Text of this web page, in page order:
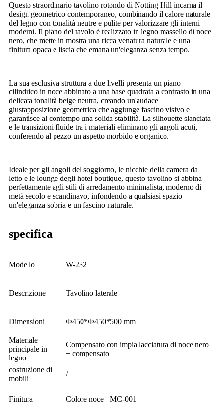
Questo straordinario tavolino rotondo di Notting Hill incarna il
design geometrico contemporaneo, combinando il calore naturale
del legno con tonalità neutre e pulite per valorizzare gli interni
moderni. Il piano del tavolo è realizzato in legno massello di noce
nero, che mette in mostra una ricca venatura naturale e una
finitura opaca e liscia che emana un'eleganza senza tempo.
La sua esclusiva struttura a due livelli presenta un piano
cilindrico in noce abbinato a una base quadrata a contrasto in una
delicata tonalità beige neutra, creando un'audace
giustapposizione geometrica che aggiunge fascino visivo e
garantisce al contempo una solida stabilità. La silhouette slanciata
e le transizioni fluide tra i materiali eliminano gli angoli acuti,
conferendo al pezzo un aspetto morbido e organico.
Ideale per gli angoli del soggiorno, le nicchie della camera da
letto e le lounge degli hotel boutique, questo tavolino si abbina
perfettamente agli stili di arredamento minimalista, moderno di
metà secolo e scandinavo, infondendo a qualsiasi spazio
un'eleganza sobria e un fascino naturale.
specifica
Modello W-232
Descrizione Tavolino laterale
Dimensioni Ф450*Ф450*500 mm
Materiale
principale in
legno
Compensato con impiallacciatura di noce nero
+ compensato
costruzione di
mobili
/
Finitura Colore noce +MC-001